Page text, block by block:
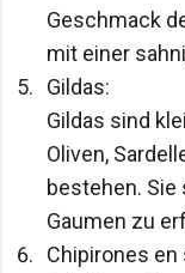
Geschmack
mit einer
Gildas:
Gildas sind
Oliven,
bestehen. Sie
Gaumen zu
Chipirones en